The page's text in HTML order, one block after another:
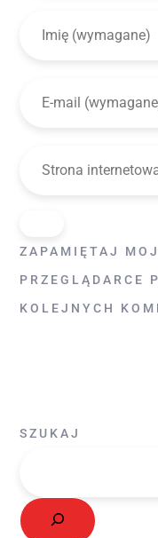
ZAPAMIĘTAJ
PRZEGLĄDARCE
KOLEJNYCH
SZUKAJ